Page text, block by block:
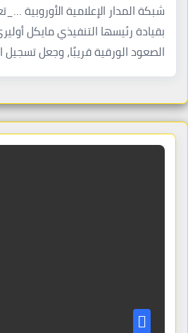
بقيادة رئيسها التنفيذي مايكل
الصعود الورقية قريبًا، وجعل